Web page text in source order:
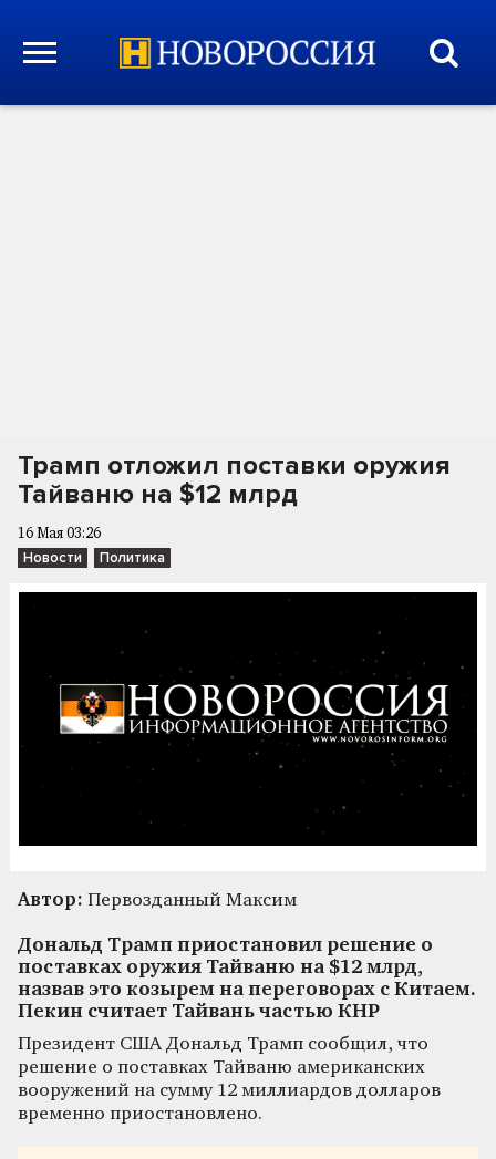
Трамп отложил поставки оружия
Тайваню на $12 млрд
16 Мая 03:26
Новости Политика
Автор: Первозданный Максим
Дональд Трамп приостановил решение о
поставках оружия Тайваню на $12 млрд,
назвав это козырем на переговорах с Китаем.
Пекин считает Тайвань частью КНР
Президент США Дональд Трамп сообщил, что
решение о поставках Тайваню американских
вооружений на сумму 12 миллиардов долларов
временно приостановлено.